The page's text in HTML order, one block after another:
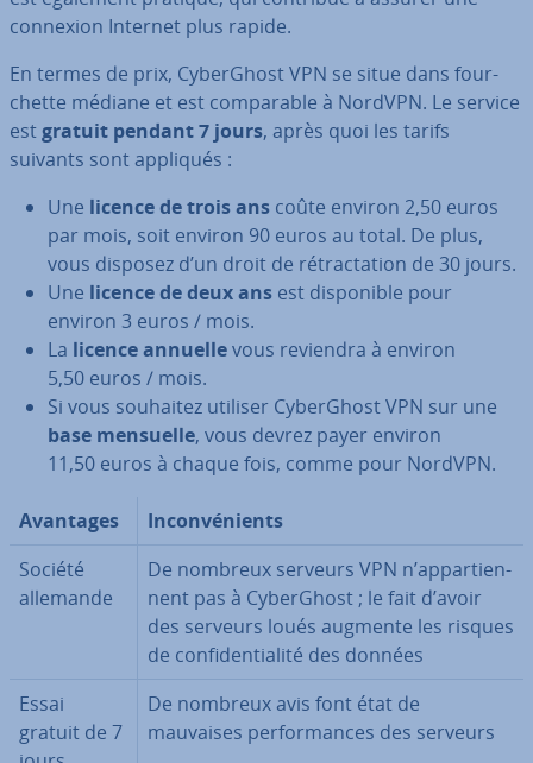
connexion Internet plus rapide.
En termes de prix, Cy­ber­Ghost VPN se situe dans four­
chette médiane et est com­pa­rable à NordVPN. Le service
estgratuit pendant 7 jours, après quoi les tarifs
suivants sont appliqués :
Une licence de trois ans coûte environ 2,50 euros
par mois, soit environ 90 euros au total. De plus,
vous disposez d’un droit de ré­trac­ta­tion de 30 jours.
Une licence de deux ans est dis­po­nible pour
environ 3 euros / mois.
La licence annuellevous reviendra à environ
5,50 euros / mois.
Si vous souhaitez utiliser Cy­ber­Ghost VPN sur une
base mensuelle, vous devrez payer environ
11,50 euros à chaque fois, comme pour NordVPN.
Avantages
In­con­vé­nients
Société
allemande
De nombreux serveurs VPN n’ap­par­tien­
nent pas à Cy­ber­Ghost ; le fait d’avoir
des serveurs loués augmente les risques
de con­fi­den­tia­lité des données
Essai
gratuit de 7
De nombreux avis font état de
mauvaises per­for­mances des serveurs